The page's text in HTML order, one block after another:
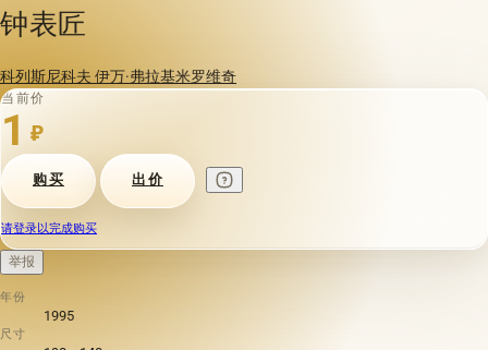
钟表匠
科列斯尼科夫 伊万·弗拉基米罗维奇
当前价
1 ₽
购买 出价
请登录以完成购买
举报
年份
1995
尺寸